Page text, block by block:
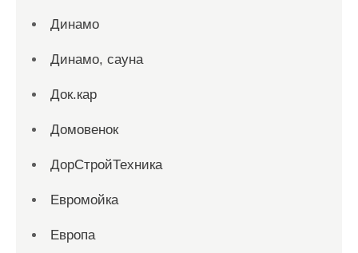
Динамо
Динамо, сауна
Док.кар
Домовенок
ДорСтройТехника
Евромойка
Европа